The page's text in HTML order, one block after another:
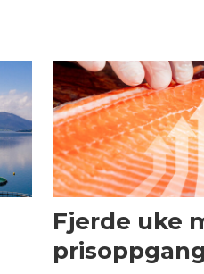
Fjerde uke
prisoppgang